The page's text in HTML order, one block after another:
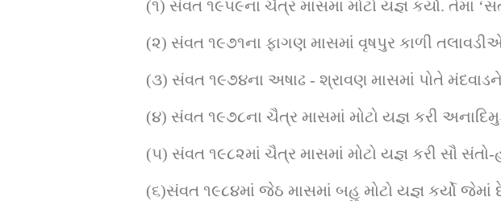
(૧) સંવત ૧૯૫૯ના ચૈત્ર માસમાં મોટો યજ્ઞ કર્યો. તેમાં
(૨) સંવત ૧૯૭૧ના ફાગણ માસમાં વૃષપુર કાળી તલાવડીએ
(૩) સંવત ૧૯૭૪ના અષાઢ - શ્રાવણ માસમાં પોતે
(૪) સંવત ૧૯૭૮ના ચૈત્ર માસમાં મોટો યજ્ઞ કરી
(૫) સંવત ૧૯૮૨માં ચૈત્ર માસમાં મોટો યજ્ઞ કરી સૌ
(૬)સંવત ૧૯૮૪માં જેઠ માસમાં બહુ મોટો યજ્ઞ કર્યો